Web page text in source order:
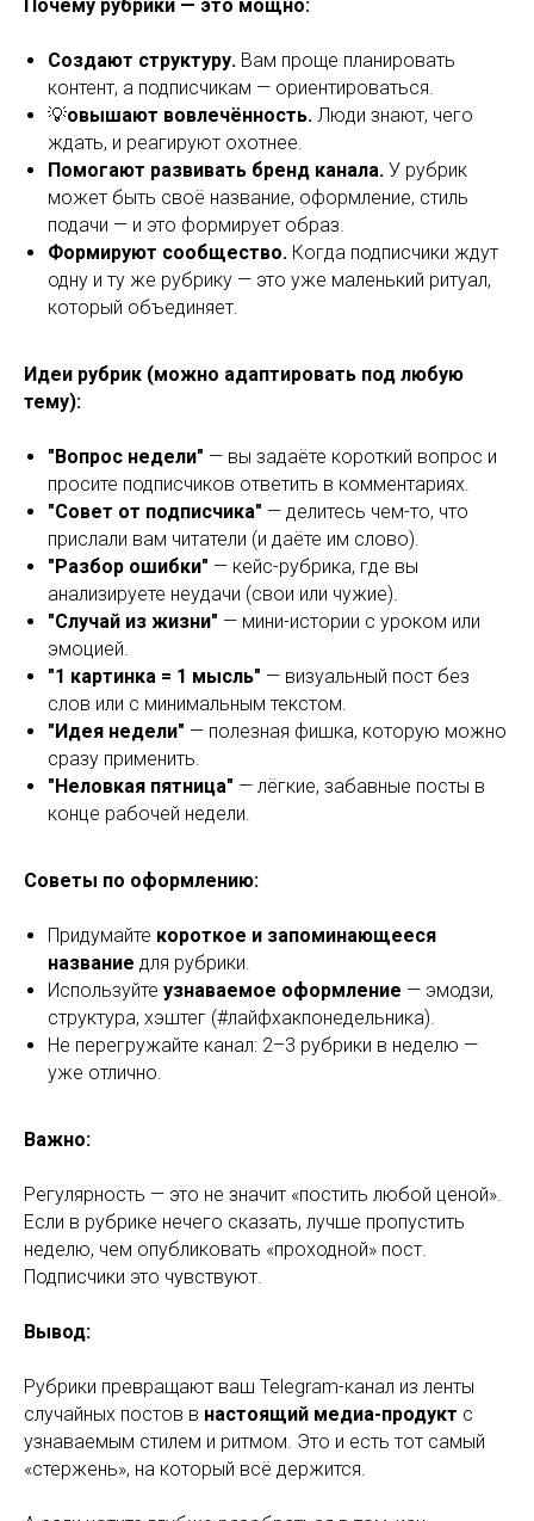
Почему рубрики — это мощно:
Создают структуру. Вам проще планировать
контент, а подписчикам — ориентироваться.
💡овышают вовлечённость. Люди знают, чего
ждать, и реагируют охотнее.
Помогают развивать бренд канала. У рубрик
может быть своё название, оформление, стиль
подачи — и это формирует образ.
Формируют сообщество. Когда подписчики ждут
одну и ту же рубрику — это уже маленький ритуал,
который объединяет.
Идеи рубрик (можно адаптировать под любую
тему):
"Вопрос недели" — вы задаёте короткий вопрос и
просите подписчиков ответить в комментариях.
"Совет от подписчика" — делитесь чем-то, что
прислали вам читатели (и даёте им слово).
"Разбор ошибки" — кейс-рубрика, где вы
анализируете неудачи (свои или чужие).
"Случай из жизни" — мини-истории с уроком или
эмоцией.
"1 картинка = 1 мысль" — визуальный пост без
слов или с минимальным текстом.
"Идея недели" — полезная фишка, которую можно
сразу применить.
"Неловкая пятница" — лёгкие, забавные посты в
конце рабочей недели.
Советы по оформлению:
Придумайте короткое и запоминающееся
название для рубрики.
Используйте узнаваемое оформление — эмодзи,
структура, хэштег (#лайфхакпонедельника).
Не перегружайте канал: 2–3 рубрики в неделю —
уже отлично.
Важно:
Регулярность — это не значит «постить любой ценой».
Если в рубрике нечего сказать, лучше пропустить
неделю, чем опубликовать «проходной» пост.
Подписчики это чувствуют.
Вывод:
Рубрики превращают ваш Telegram-канал из ленты
случайных постов в настоящий медиа-продукт с
узнаваемым стилем и ритмом. Это и есть тот самый
«стержень», на который всё держится.